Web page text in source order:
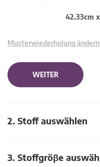
42.33cm
Musterwiederholung ändern
WEITER
2. Stoff auswählen
3. Stoffgröβe